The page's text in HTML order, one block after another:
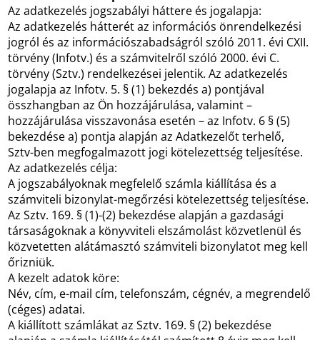
Az adatkezelés jogszabályi háttere és jogalapja:
Az adatkezelés hátterét az információs önrendelkezési
jogról és az információszabadságról szóló 2011. évi CXII.
törvény (Infotv.) és a számvitelről szóló 2000. évi C.
törvény (Sztv.) rendelkezései jelentik. Az adatkezelés
jogalapja az Infotv. 5. § (1) bekezdés a) pontjával
összhangban az Ön hozzájárulása, valamint –
hozzájárulása visszavonása esetén – az Infotv. 6 § (5)
bekezdése a) pontja alapján az Adatkezelőt terhelő,
Sztv-ben megfogalmazott jogi kötelezettség teljesítése.
Az adatkezelés célja:
A jogszabályoknak megfelelő számla kiállítása és a
számviteli bizonylat-megőrzési kötelezettség teljesítése.
Az Sztv. 169. § (1)-(2) bekezdése alapján a gazdasági
társaságoknak a könyvviteli elszámolást közvetlenül és
közvetetten alátámasztó számviteli bizonylatot meg kell
őrizniük.
A kezelt adatok köre:
Név, cím, e-mail cím, telefonszám, cégnév, a megrendelő
(céges) adatai.
A kiállított számlákat az Sztv. 169. § (2) bekezdése